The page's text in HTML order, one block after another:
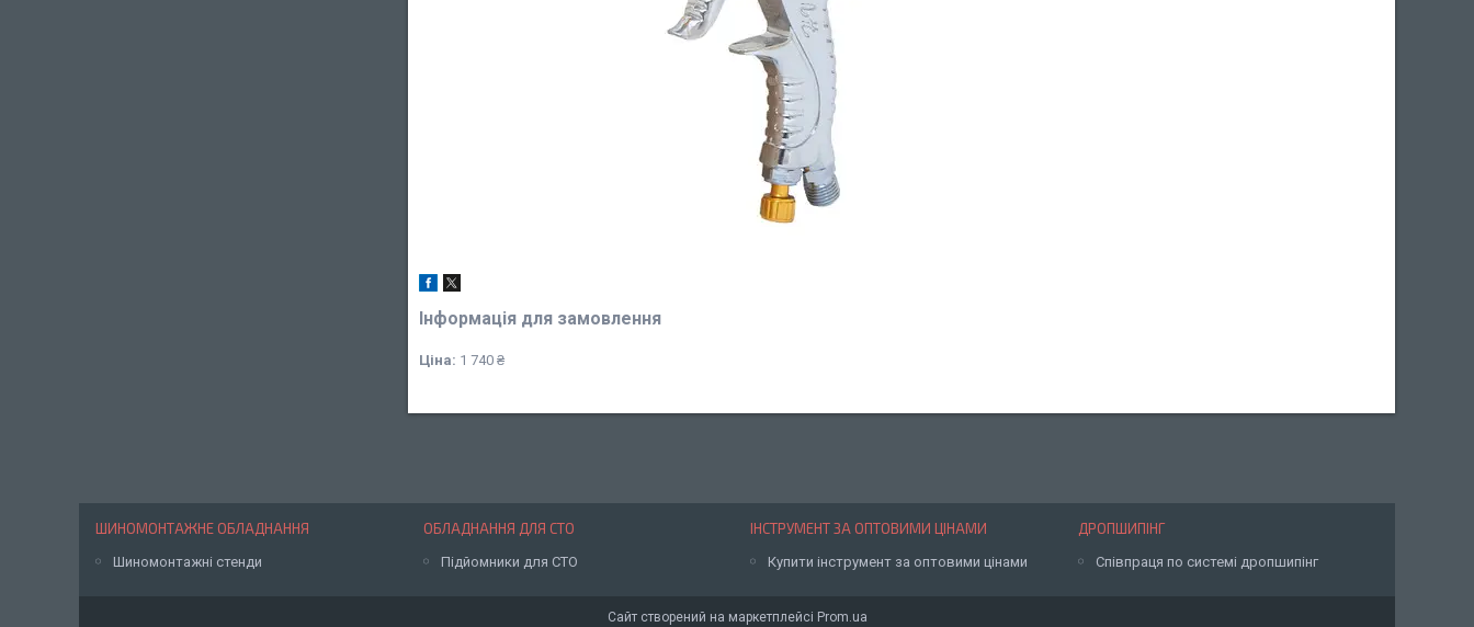
Інформація для замовлення
Ціна: 1 740 ₴
ШИНОМОНТАЖНЕ ОБЛАДНАННЯ
Шиномонтажні стенди
ОБЛАДНАННЯ ДЛЯ СТО
Підйомники для СТО
ІНСТРУМЕНТ ЗА ОПТОВИМИ ЦІНАМИ
Купити інструмент за оптовими цінами
ДРОПШИПІНГ
Співпраця по системі дропшипінг
Сайт створений на маркетплейсі Prom.ua